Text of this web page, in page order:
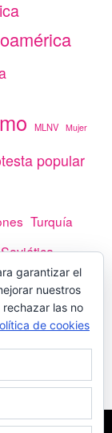
MLNV Mujer
popular
Turquía
garantizar el
nuestros
las no
de cookies